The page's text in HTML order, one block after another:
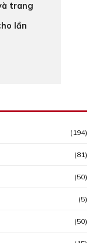
trang
lần
(194)
(81)
(50)
(5)
(50)